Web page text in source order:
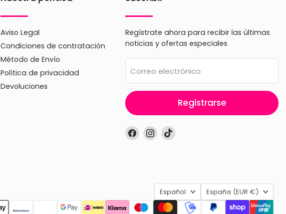
Aviso Legal
Condiciones de contratación
Método de Envío
Política de privacidad
Devoluciones
Regístrate ahora para recibir las últimas
noticias y ofertas especiales
Correo electrónico
Registrarse
Encuéntrenos
en
Encuéntrenos
en
Encuéntrenos
Idioma
Español País
España
(EUR €)